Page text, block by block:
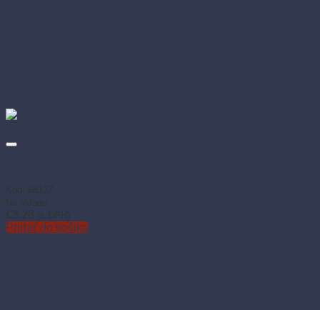
Kód: 68127
Na sklade
€3.28 (s DPH)
Pridať do košíka